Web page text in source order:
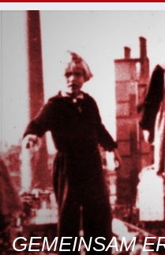
GEMEINSAM